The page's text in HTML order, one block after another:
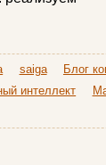
saiga
Блог
интеллект